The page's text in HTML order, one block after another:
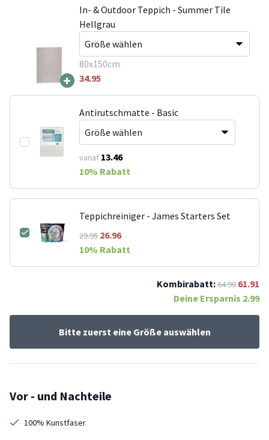
+
In- & Outdoor Teppich - Summer Tile
Hellgrau
80x150cm
34.95
Antirutschmatte - Basic
vanaf 13.46
10% Rabatt
Teppichreiniger - James Starters Set
29.9526.96
10% Rabatt
Kombirabatt:64.90 61.91
Deine Ersparnis 2.99
Bitte zuerst eine Größe auswählen
Vor - und Nachteile
100% Kunstfaser